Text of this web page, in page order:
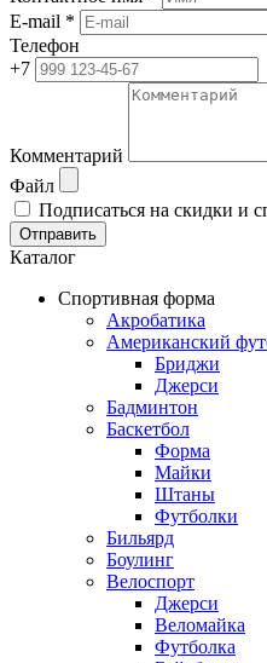
E-mail *
Телефон
+7
Комментарий
Файл
Подписаться на скидки и
Отправить
Каталог
Спортивная форма
Акробатика
Американский
Бриджи
Джерси
Бадминтон
Баскетбол
Форма
Майки
Штаны
Футболки
Бильярд
Боулинг
Велоспорт
Джерси
Веломайка
Футболка